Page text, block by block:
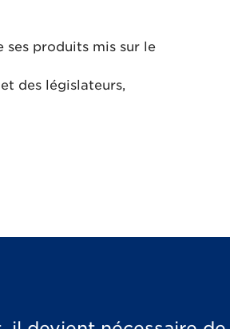
ses produits mis sur le
des législateurs,